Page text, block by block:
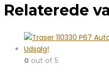
Relaterede
0 out of 5